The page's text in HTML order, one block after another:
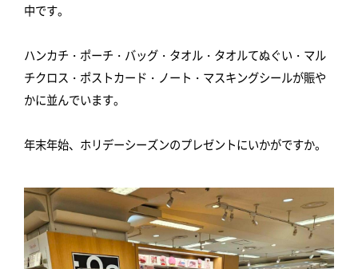
中です。
ハンカチ・ポーチ・バッグ・タオル・タオルてぬぐい・マル
チクロス・ポストカード・ノート・マスキングシールが賑や
かに並んでいます。
年末年始、ホリデーシーズンのプレゼントにいかがですか。